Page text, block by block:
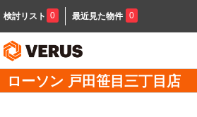
検討リスト 0 最近見た物件 0
ローソン 戸田笹目三丁目店